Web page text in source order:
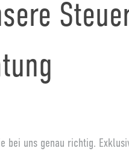
bei uns genau richtig.